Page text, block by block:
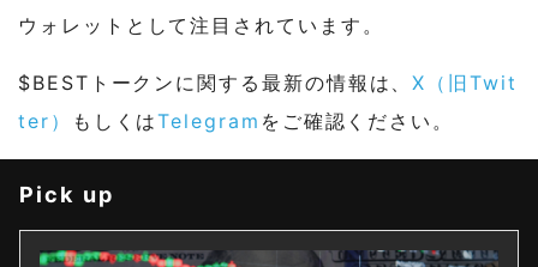
ウォレットとして注目されています。
$BESTトークンに関する最新の情報は、X（旧Twit
ter）
もしくはTelegram をご確認ください。
Pick up